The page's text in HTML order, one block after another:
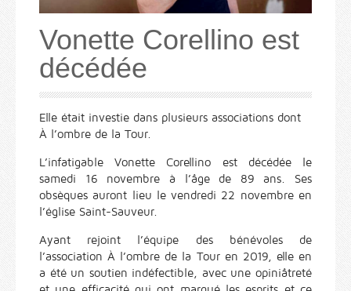
Vonette Corellino est
décédée
Elle était investie dans plusieurs associations dont
À l’ombre de la Tour.
L’infatigable Vonette Corellino est décédée le
samedi 16 novembre à l’âge de 89 ans. Ses
obsèques auront lieu le vendredi 22 novembre en
l’église Saint-Sauveur.
Ayant rejoint l’équipe des bénévoles de
l’association À l’ombre de la Tour en 2019, elle en
a été un soutien indéfectible, avec une opiniâtreté